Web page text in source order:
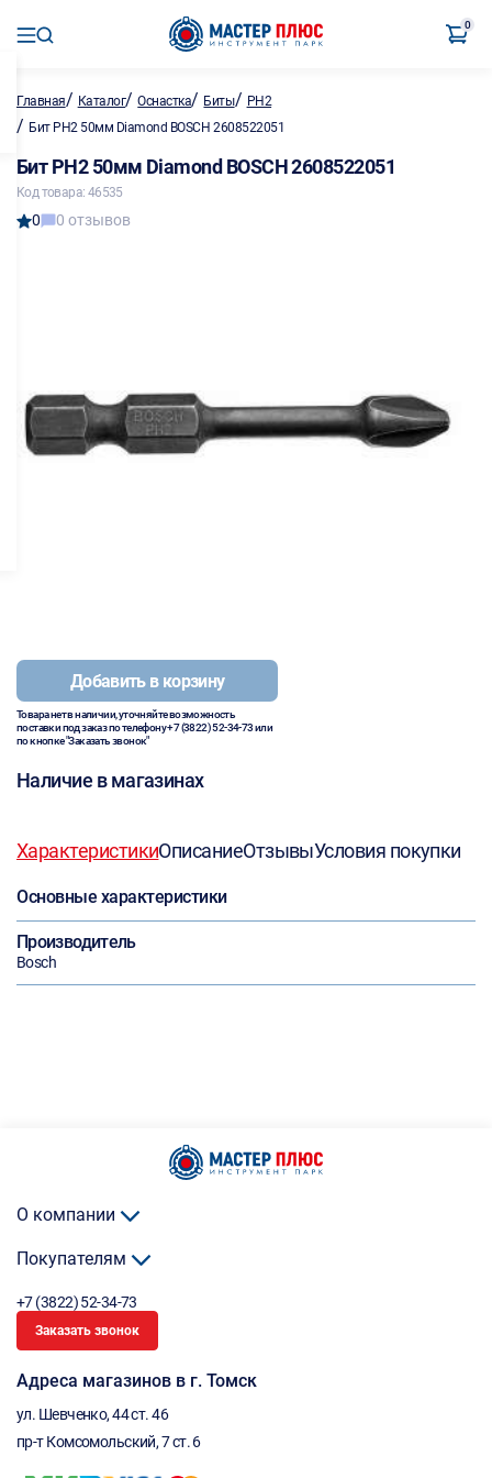
0
Главная/ Каталог/Оснастка/ Биты/ PH2
/ Бит PH2 50мм Diamond BOSCH 2608522051
Бит PH2 50мм Diamond BOSCH 2608522051
Код товара: 46535
0 0 отзывов
Добавить в корзину
Товара нет в наличии, уточняйте возможность
поставки под заказ по телефону+7 (3822) 52-34-73или
по кнопке "Заказать звонок"
Наличие в магазинах
ХарактеристикиОписаниеОтзывыУсловия покупки
Основные характеристики
Производитель
Bosch
О компании
Покупателям
+7 (3822) 52-34-73
Заказать звонок
Адреса магазинов в г. Томск
ул. Шевченко, 44 ст. 46
пр-т Комсомольский, 7 ст. 6